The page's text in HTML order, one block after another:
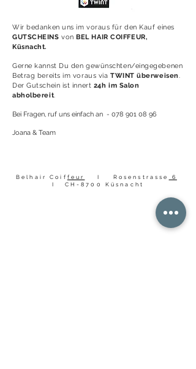
Wir bedanken uns im voraus für den Kauf eines
GUTSCHEINS vonBEL HAIR COIFFEUR,
Küsnacht.
Gerne kannst Du den gewünschten/eingegebenen
Betrag bereits im voraus via TWINT überweisen.
Der Gutschein ist innert 24h im Salon
abholbereit.
Bei Fragen, ruf uns einfach an - 078 901 08 96
Joana & Team
Belhair Coif feur I Rosenstrasse
6
I CH-8700 Küsnacht